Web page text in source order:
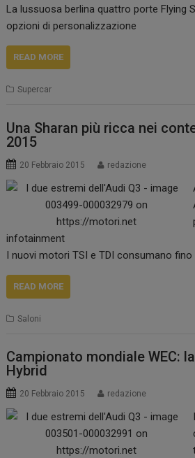
La lussuosa berlina quattro porte Flying
opzioni di personalizzazione
READ MORE
Supercar
Una Sharan più ricca nei
2015
20 Febbraio 2015 redazione
infotainment
I nuovi motori TSI e TDI consumano fino
READ MORE
Saloni
Campionato mondiale WEC:
Hybrid
20 Febbraio 2015 redazione